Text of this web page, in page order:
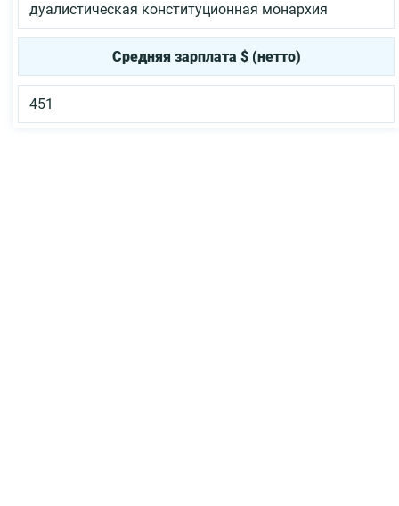
дуалистическая конституционная монархия
Средняя зарплата $ (нетто)
451